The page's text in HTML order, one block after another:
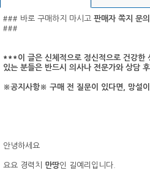
### 바로 구매하지 마시고 판매자 쪽지 문의
###
***이 글은 신체적으로 정신적으로 건강한
있는 분들은 반드시 의사나 전문가와 상담
※공지사항※ 구매 전 질문이 있다면, 망설
안녕하세요
요요 경력치 만땅인 길예리입니다.